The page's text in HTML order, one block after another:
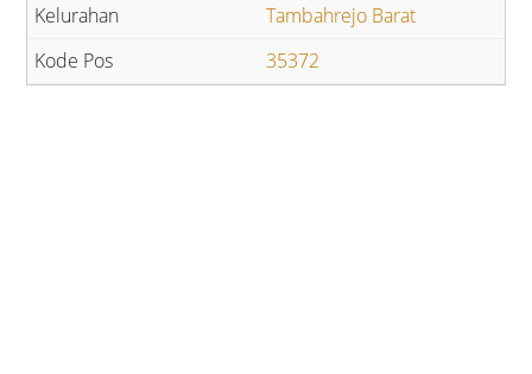
Tambahrejo Barat
35372